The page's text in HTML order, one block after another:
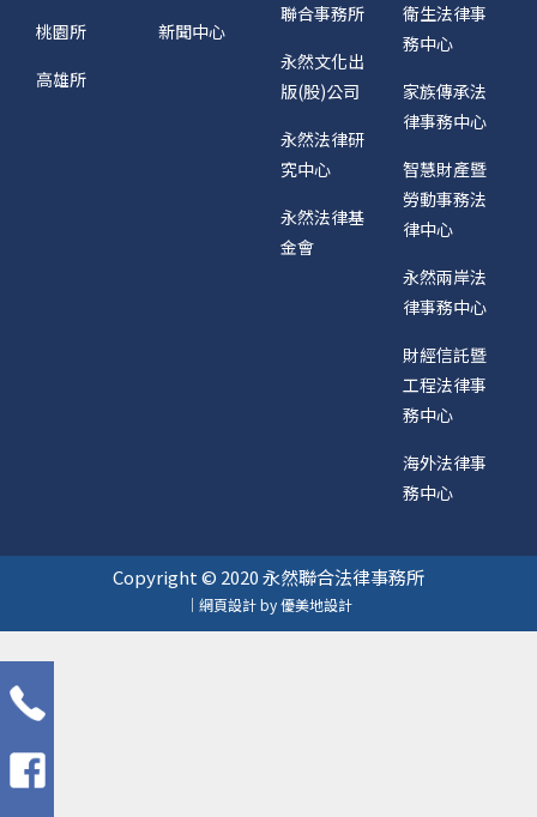
桃園所
高雄所
新聞中心
聯合事務所
永然文化出
版(股)公司
永然法律研
究中心
永然法律基
金會
衛生法律事
務中心
家族傳承法
律事務中心
智慧財產暨
勞動事務法
律中心
永然兩岸法
律事務中心
財經信託暨
工程法律事
務中心
海外法律事
務中心
Copyright © 2020 永然聯合法律事務所
｜網頁設計 by 優美地設計